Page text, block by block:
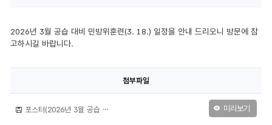
2026년 3월 공습 대비 민방위훈련(3. 18.) 일정을 안내 드리오니 방문에 참
고하시길 바랍니다.
첨부파일
포스터(2026년 3월 공습 대비 민방위훈련).png 미리보기